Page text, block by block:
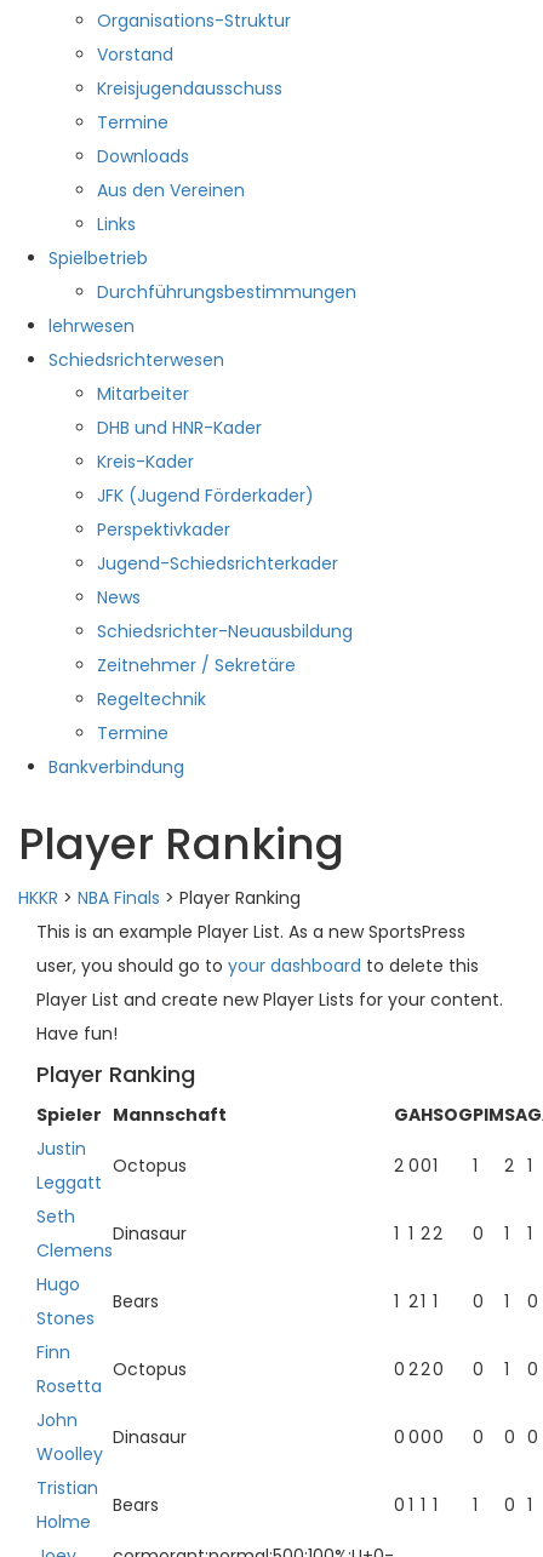
Organisations-Struktur
Vorstand
Kreisjugendausschuss
Termine
Downloads
Aus den Vereinen
Links
Spielbetrieb
Durchführungsbestimmungen
lehrwesen
Schiedsrichterwesen
Mitarbeiter
DHB und HNR-Kader
Kreis-Kader
JFK (Jugend Förderkader)
Perspektivkader
Jugend-Schiedsrichterkader
News
Schiedsrichter-Neuausbildung
Zeitnehmer / Sekretäre
Regeltechnik
Termine
Bankverbindung
Player Ranking
HKKR > NBA Finals > Player Ranking
This is an example Player List. As a new SportsPress
user, you should go to your dashboard to delete this
Player List and create new Player Lists for your content.
Have fun!
Player Ranking
Spieler Mannschaft GAHSOGPIMSA
Justin
Leggatt
Octopus 2 001 1 2 1
Seth
Clemens
Dinasaur 1 1 22 0 1 1
Hugo
Stones
Bears 1 21 1 0 1 0
Finn
Rosetta
Octopus 0 220 0 1 0
John
Woolley
Dinasaur 0 000 0 0 0
Tristian
Holme
Bears 0 1 1 1 1 0 1